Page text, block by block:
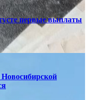
первые выплаты